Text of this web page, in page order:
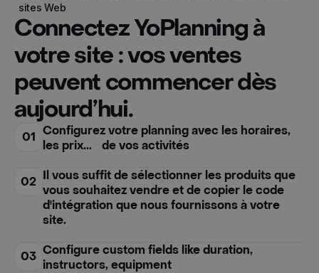
sites Web
Connectez YoPlanning à
votre site : vos ventes
peuvent commencer dès
aujourd’hui.
01 Configurez votre planning avec les horaires,
les prix... de vos activités
02 Il vous suffit de sélectionner les produits que
vous souhaitez vendre et de copier le code
d'intégration que nous fournissons à votre
site.
03 Configure custom fields like duration,
instructors, equipment